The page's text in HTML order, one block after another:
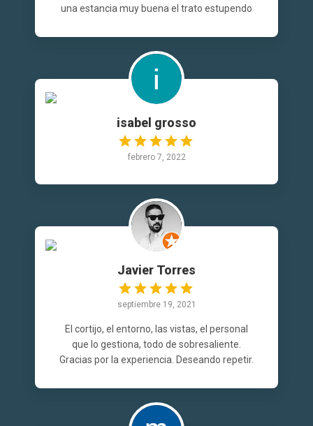
una estancia muy buena el trato estupendo
isabel grosso
febrero 7, 2022
Javier Torres
septiembre 19, 2021
El cortijo, el entorno, las vistas, el personal
que lo gestiona, todo de sobresaliente.
Gracias por la experiencia. Deseando repetir.